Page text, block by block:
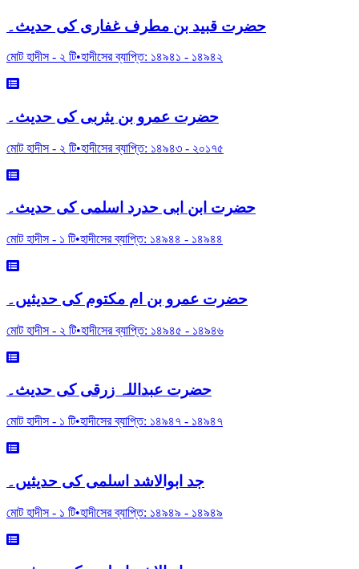
حضرت قبید بن مطرف غفاری کی حدیث۔
মোট হাদীস - ২ টি•হাদীসের ব্যাপ্তি: ১৪৯৪১ - ১৪৯৪২
حضرت عمرو بن یثربی کی حدیث۔
মোট হাদীস - ২ টি•হাদীসের ব্যাপ্তি: ১৪৯৪৩ - ২০১৭৫
حضرت ابن ابی حدرد اسلمی کی حدیث۔
মোট হাদীস - ১ টি•হাদীসের ব্যাপ্তি: ১৪৯৪৪ - ১৪৯৪৪
حضرت عمرو بن ام مکتوم کی حدیثیں۔
মোট হাদীস - ২ টি•হাদীসের ব্যাপ্তি: ১৪৯৪৫ - ১৪৯৪৬
حضرت عبداللہ زرقی کی حدیث۔
মোট হাদীস - ১ টি•হাদীসের ব্যাপ্তি: ১৪৯৪৭ - ১৪৯৪৭
جد ابوالاشد اسلمی کی حدیثیں۔
মোট হাদীস - ১ টি•হাদীসের ব্যাপ্তি: ১৪৯৪৯ - ১৪৯৪৯